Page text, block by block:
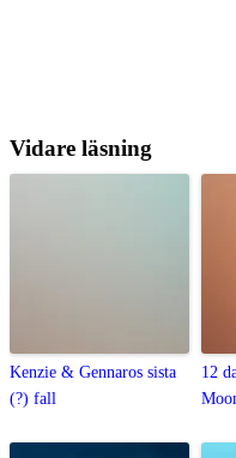
Vidare läsning
Kenzie & Gennaros sista
(?) fall
12